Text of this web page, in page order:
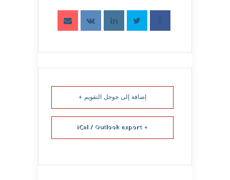
إضافة إلى جوجل التقويم +
+ iCal / Outlook export